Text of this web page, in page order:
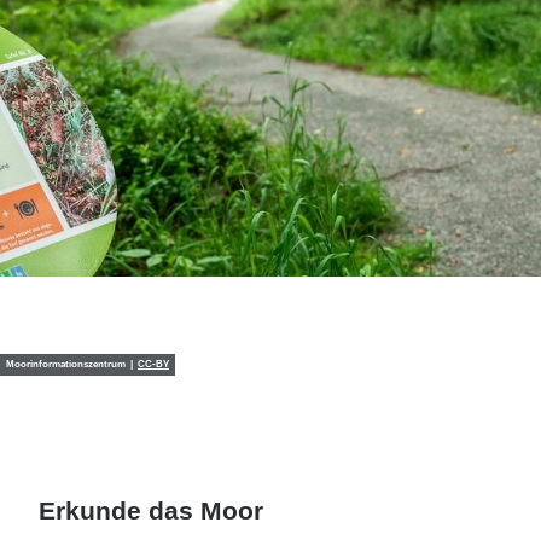
Moorinformationszentrum | CC-BY
Erkunde das Moor